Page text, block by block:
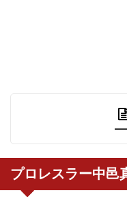
プロレスラー中邑